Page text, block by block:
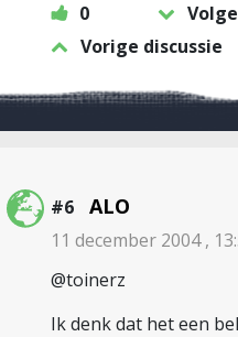
0
Vorige discussie
#6 ALO
11 december 2004 ,
@toinerz
Ik denk dat het een